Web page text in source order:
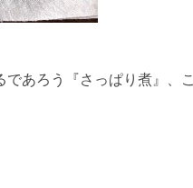
あろう『さっぱり煮』、こ